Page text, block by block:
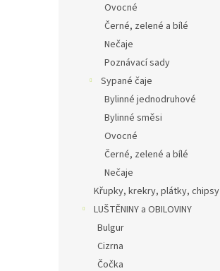
Ovocné
Černé, zelené a bílé
Nečaje
Poznávací sady
Sypané čaje
Bylinné jednodruhové
Bylinné směsi
Ovocné
Černé, zelené a bílé
Nečaje
Křupky, krekry, plátky, chipsy
LUŠTĚNINY a OBILOVINY
Bulgur
Cizrna
Čočka